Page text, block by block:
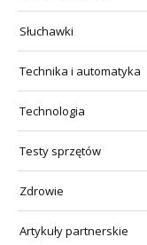
Słuchawki
Technika i automatyka
Technologia
Testy sprzętów
Zdrowie
Artykuły partnerskie